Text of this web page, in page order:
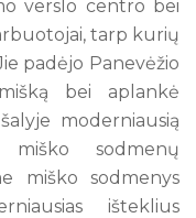
verslo centro bei
tarp kurių
padėjo Panevėžio
bei aplankė
moderniausią
sodmenų
miško sodmenys
išteklius